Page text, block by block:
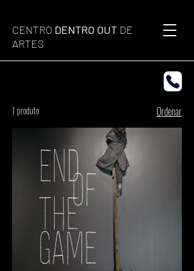
CENTRO DENTRO OUT DE
ARTES
1 produto Ordenar